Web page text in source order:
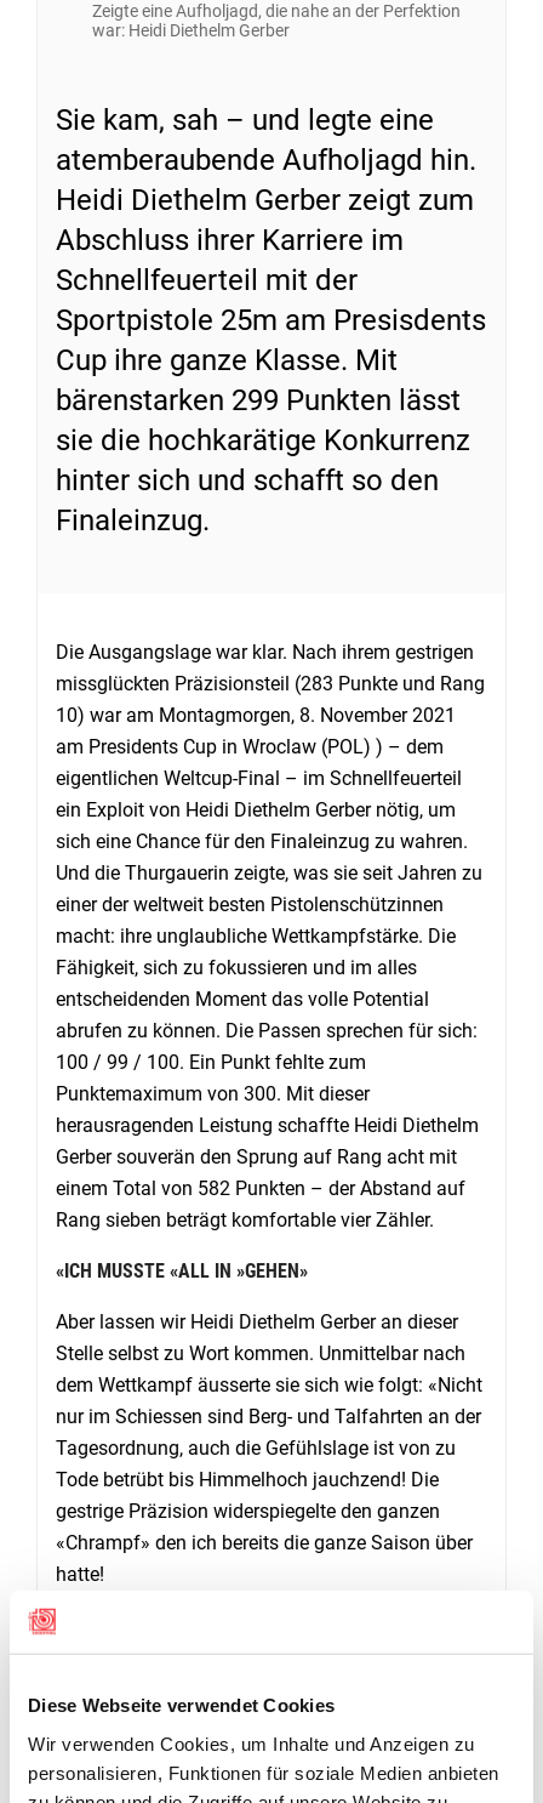
Diese Webseite verwendet Cookies
Wir verwenden Cookies, um Inhalte und Anzeigen zu
personalisieren, Funktionen für soziale Medien anbieten
Zeigte eine Aufholjagd, die nahe an der Perfektion
war: Heidi Diethelm Gerber
Sie kam, sah – und legte eine
atemberaubende Aufholjagd hin.
Heidi Diethelm Gerber zeigt zum
Abschluss ihrer Karriere im
Schnellfeuerteil mit der
Sportpistole 25m am Presisdents
Cup ihre ganze Klasse. Mit
bärenstarken 299 Punkten lässt
sie die hochkarätige Konkurrenz
hinter sich und schafft so den
Finaleinzug.
Die Ausgangslage war klar. Nach ihrem gestrigen
missglückten Präzisionsteil (283 Punkte und Rang
10) war am Montagmorgen, 8. November 2021
am Presidents Cup in Wroclaw (POL) ) – dem
eigentlichen Weltcup-Final – im Schnellfeuerteil
ein Exploit von Heidi Diethelm Gerber nötig, um
sich eine Chance für den Finaleinzug zu wahren.
Und die Thurgauerin zeigte, was sie seit Jahren zu
einer der weltweit besten Pistolenschützinnen
macht: ihre unglaubliche Wettkampfstärke. Die
Fähigkeit, sich zu fokussieren und im alles
entscheidenden Moment das volle Potential
abrufen zu können. Die Passen sprechen für sich:
100 / 99 / 100. Ein Punkt fehlte zum
Punktemaximum von 300. Mit dieser
herausragenden Leistung schaffte Heidi Diethelm
Gerber souverän den Sprung auf Rang acht mit
einem Total von 582 Punkten – der Abstand auf
Rang sieben beträgt komfortable vier Zähler.
«ICH MUSSTE «ALL IN »GEHEN»
Aber lassen wir Heidi Diethelm Gerber an dieser
Stelle selbst zu Wort kommen. Unmittelbar nach
dem Wettkampf äusserte sie sich wie folgt: «Nicht
nur im Schiessen sind Berg- und Talfahrten an der
Tagesordnung, auch die Gefühlslage ist von zu
Tode betrübt bis Himmelhoch jauchzend! Die
gestrige Präzision widerspiegelte den ganzen
«Chrampf» den ich bereits die ganze Saison über
hatte!
eine Neun in der Dritten Serie, hat den Traum von
300 Punkten platzen lassen! Aber ehrlich: Es ist
unglaublich emotional mit einem Total von 299 im
Schnellfeuer die Karriere beenden zu können! Der